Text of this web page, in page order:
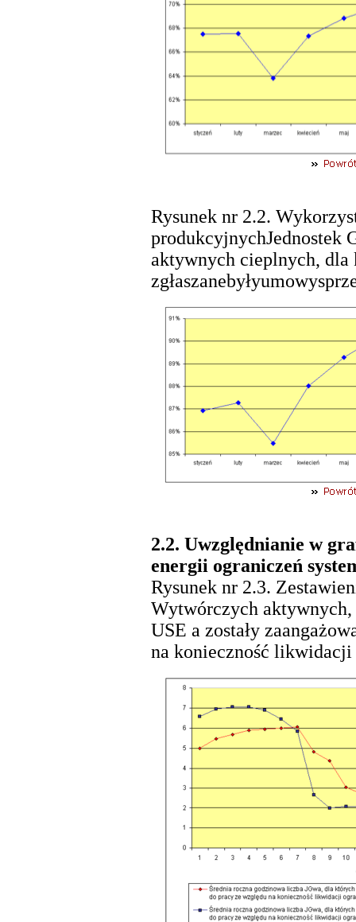
Rysunek nr 2.2.
produkcyjnychJednostek
aktywnych cieplnych, dla
2.2. Uwzględnianie w
energii ograniczeń
Rysunek nr 2.3.
Wytwórczych aktywnych,
USE a zostały
na konieczność likwidacji